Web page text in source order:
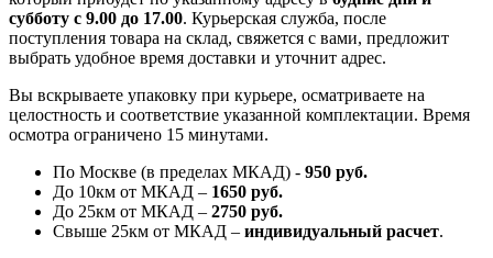
субботу с 9.00 до 17.00. Курьерская служба, после
поступления товара на склад, свяжется с вами, предложит
выбрать удобное время доставки и уточнит адрес.
Вы вскрываете упаковку при курьере, осматриваете на
целостность и соответствие указанной комплектации. Время
осмотра ограничено 15 минутами.
По Москве (в пределах МКАД) - 950 руб.
До 10км от МКАД – 1650 руб.
До 25км от МКАД – 2750 руб.
Свыше 25км от МКАД – индивидуальный расчет.